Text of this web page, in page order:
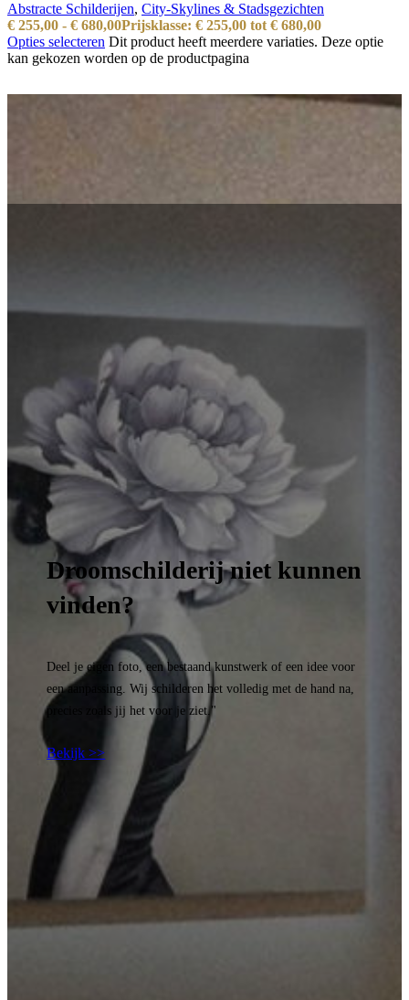
Abstracte Schilderijen, City-Skylines & Stadsgezichten
€ 255,00 - € 680,00Prijsklasse: € 255,00 tot € 680,00
Opties selecteren Dit product heeft meerdere variaties. Deze optie
kan gekozen worden op de productpagina
Droomschilderij niet kunnen
vinden?
Deel je eigen foto, een bestaand kunstwerk of een idee voor
een aanpassing. Wij schilderen het volledig met de hand na,
precies zoals jij het voor je ziet."
Bekijk >>